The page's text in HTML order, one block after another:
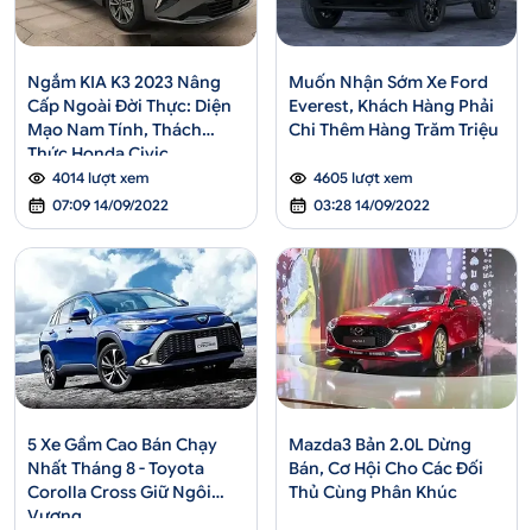
Ngắm KIA K3 2023 Nâng
Cấp Ngoài Đời Thực: Diện
Mạo Nam Tính, Thách
Thức Honda Civic
4014 lượt xem
07:09 14/09/2022
Muốn Nhận Sớm Xe Ford
Everest, Khách Hàng Phải
Chi Thêm Hàng Trăm Triệu
4605 lượt xem
03:28 14/09/2022
5 Xe Gầm Cao Bán Chạy
Nhất Tháng 8 - Toyota
Corolla Cross Giữ Ngôi
Vương
Mazda3 Bản 2.0L Dừng
Bán, Cơ Hội Cho Các Đối
Thủ Cùng Phân Khúc